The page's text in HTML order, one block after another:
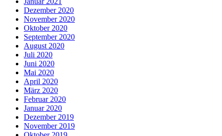
Dezember 2020
November 2020
Oktober 2020
September 2020
August 2020
Juli 2020
Juni 2020
Mai 2020
April 2020
März 2020
Februar 2020
Januar 2020
Dezember 2019
November 2019